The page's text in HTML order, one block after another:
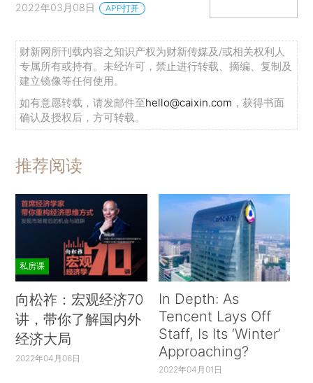
2022年03月08日 APP打开
财新网所刊载内容之知识产权为财新传媒及/或相关权利人
专属所有或持有。未经许可，禁止进行转载、摘编、复制及
建立镜像等任何使用。
如有意愿转载，请发邮件至hello@caixin.com ，获得书面
确认及授权后，方可转载。
推荐阅读
私房课
向松祚：宏观经济70
讲，带你了解国内外
经济大局
2022年04月06日
In Depth: As
Tencent Lays Off
Staff, Is Its ‘Winter’
Approaching?
2022年04月01日